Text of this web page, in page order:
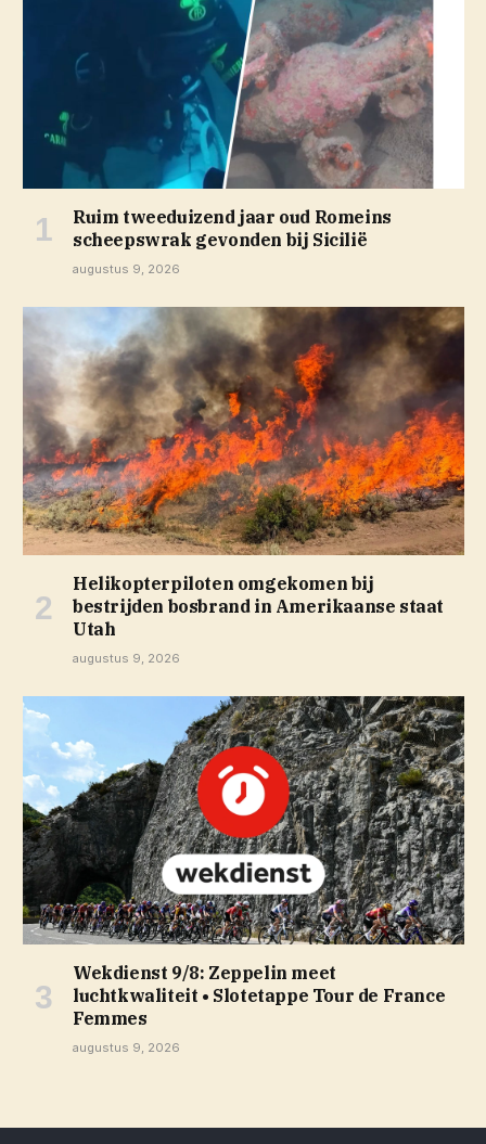
Ruim tweeduizend jaar oud Romeins
scheepswrak gevonden bij Sicilië
augustus 9, 2026
Helikopterpiloten omgekomen bij
bestrijden bosbrand in Amerikaanse staat
Utah
augustus 9, 2026
Wekdienst 9/8: Zeppelin meet
luchtkwaliteit • Slotetappe Tour de France
Femmes
augustus 9, 2026